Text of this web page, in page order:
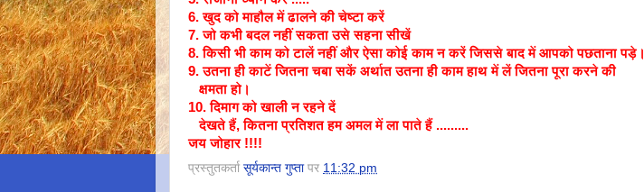
6. खुद को माहौल में ढालने की चेष्टा करें
7. जो कभी बदल नहीं सकता उसे सहना सीखें
8. किसी भी काम को टालें नहीं और ऐसा कोई काम न करें जिससे बाद में आपको पछताना पड़े।
9. उतना ही काटें जितना चबा सकें अर्थात उतना ही काम हाथ में लें जितना पूरा करने की
क्षमता हो।
10. दिमाग को खाली न रहने दें
देखते हैं, कितना प्रतिशत हम अमल में ला पाते हैं .........
जय जोहार !!!!
प्रस्तुतकर्ता सूर्यकान्त गुप्ता पर 11:32 pm